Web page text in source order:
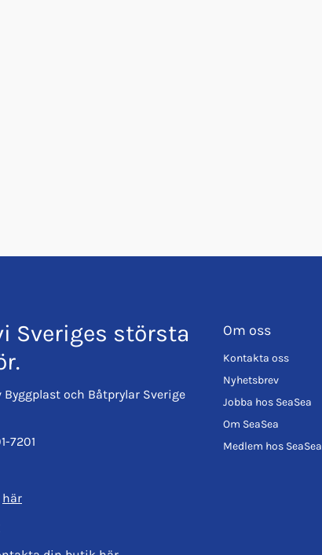
Sveriges största
och Båtprylar Sverige
7201
här
Om oss
Kontakta oss
Nyhetsbrev
Jobba hos SeaSea
Om SeaSea
Medlem hos SeaSea